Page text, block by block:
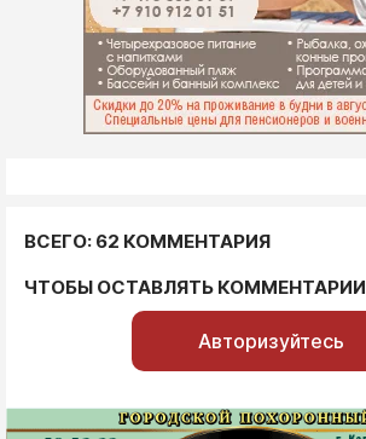
ВСЕГО: 62 КОММЕНТАРИЯ
ЧТОБЫ ОСТАВЛЯТЬ КОММЕНТАРИИ
Авторизуйтесь